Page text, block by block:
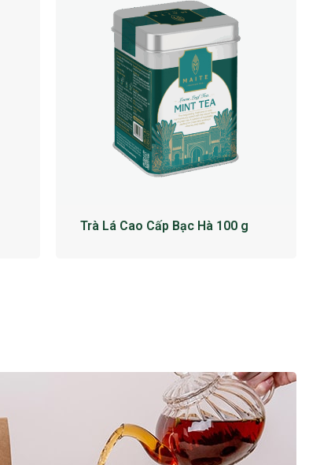
Trà Lá Cao Cấp Bạc Hà 100 g